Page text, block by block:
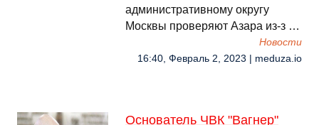
административному округу
Москвы проверяют Азара из-з …
Новости
16:40, Февраль 2, 2023 | meduza.io
Основатель ЧВК "Вагнер"